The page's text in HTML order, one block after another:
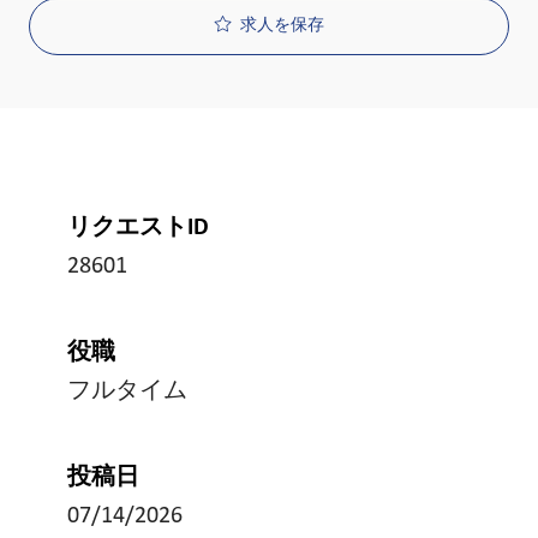
求人を保存
リクエストID
28601
役職
フルタイム
投稿日
07/14/2026